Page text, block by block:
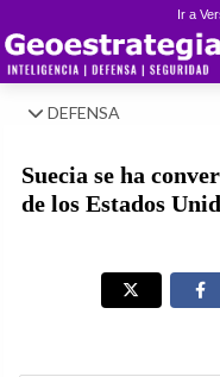
Ir a
DEFENSA
Suecia se ha
de los Estados